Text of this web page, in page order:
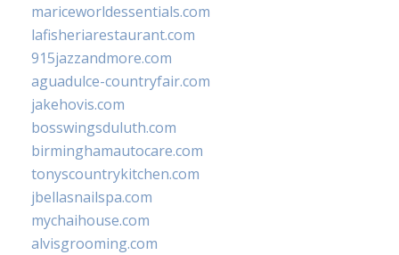
mariceworldessentials.com
lafisheriarestaurant.com
915jazzandmore.com
aguadulce-countryfair.com
jakehovis.com
bosswingsduluth.com
birminghamautocare.com
tonyscountrykitchen.com
jbellasnailspa.com
mychaihouse.com
alvisgrooming.com